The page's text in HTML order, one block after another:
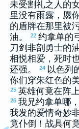
未受割礼之人的
里没有雨露，愿
的盾牌在那里被
油。
22 约拿单的
刀剑非剖勇士的
相悦相爱，死时
还强。
24 以色列
你们穿朱红色的
25 英雄何竟在阵
26 我兄约拿单哪
我发的爱情奇妙
竟仆倒！战具何